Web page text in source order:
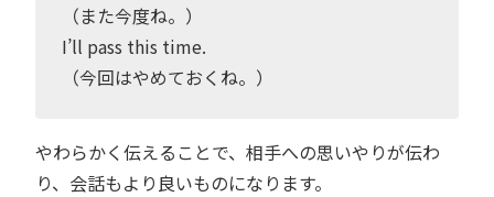
（また今度ね。）
I’ll pass this time.
（今回はやめておくね。）
やわらかく伝えることで、相手への思いやりが伝わ
り、会話もより良いものになります。